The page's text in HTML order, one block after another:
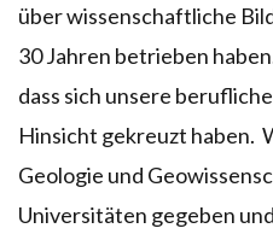
über wissenschaftliche
30 Jahren betrieben
dass sich unsere
Hinsicht gekreuzt haben.
Geologie und
Universitäten gegeben